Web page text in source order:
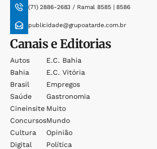
(71) 2886-2683 / Ramal 8585 | 8586
publicidade@grupoatarde.com.br
Canais e Editorias
Autos
Bahia
Brasil
Saúde
Cineinsite
Concursos
Cultura
Digital
E.c. Bahia
E.c. Vitória
Empregos
Gastronomia
Muito
Mundo
Opinião
Política